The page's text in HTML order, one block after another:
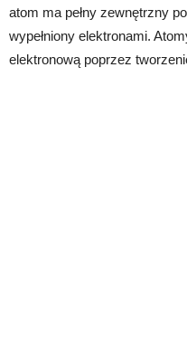
atom ma pełny zewnętrzny
wypełniony elektronami.
elektronową poprzez